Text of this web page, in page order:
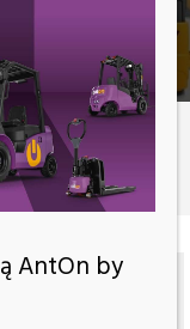
HELI CDD15J Li-Ion
AntOn by